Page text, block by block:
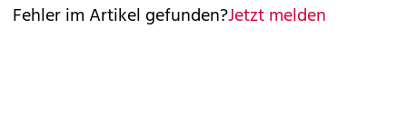
Fehler im Artikel gefunden?Jetzt melden